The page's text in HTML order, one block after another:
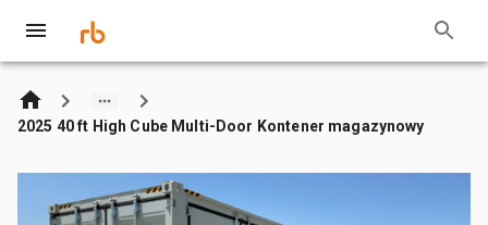
2025 40 ft High Cube Multi-Door Kontener magazynowy